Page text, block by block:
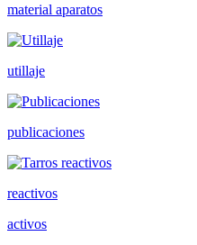
material aparatos
utillaje
publicaciones
reactivos
activos